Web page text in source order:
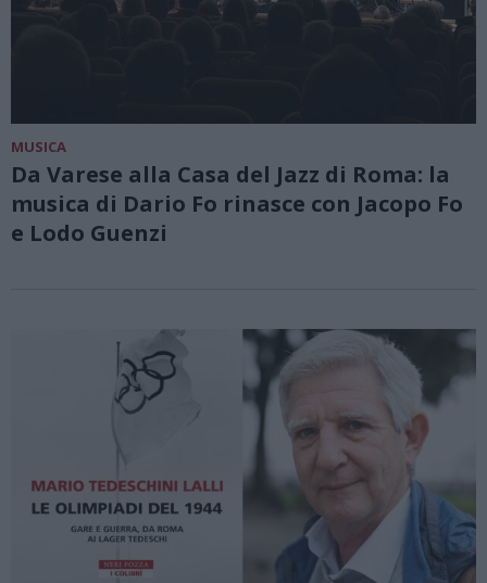
MUSICA
Da Varese alla Casa del Jazz di Roma: la
musica di Dario Fo rinasce con Jacopo Fo
e Lodo Guenzi